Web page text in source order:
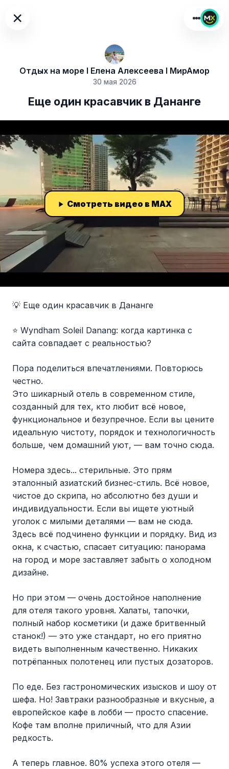
×
Отдых на море I Елена Алексеева I МирАмор
30 мая 2026
Еще один красавчик в Дананге
Смотреть видео в MAX
💡 Еще один красавчик в Дананге
⭐ Wyndham Soleil Danang: когда картинка с
сайта совпадает с реальностью?
Пора поделиться впечатлениями. Повторюсь
честно.
Это шикарный отель в современном стиле,
созданный для тех, кто любит всё новое,
функциональное и безупречное. Если вы цените
идеальную чистоту, порядок и технологичность
больше, чем домашний уют, — вам точно сюда.
Номера здесь... стерильные. Это прям
эталонный азиатский бизнес-стиль. Всё новое,
чистое до скрипа, но абсолютно без души и
индивидуальности. Если вы ищете уютный
уголок с милыми деталями — вам не сюда.
Здесь всё подчинено функции и порядку. Вид из
окна, к счастью, спасает ситуацию: панорама
на город и море заставляет забыть о холодном
дизайне.
Но при этом — очень достойное наполнение
для отеля такого уровня. Халаты, тапочки,
полный набор косметики (и даже бритвенный
станок!) — это уже стандарт, но его приятно
видеть выполненным качественно. Никаких
потрёпанных полотенец или пустых дозаторов.
По еде. Без гастрономических изысков и шоу от
шефа. Но! Завтраки разнообразные и вкусные, а
европейское кафе в лобби — просто спасение.
Кофе там вполне приличный, что для Азии
редкость.
А теперь главное. 80% успеха этого отеля —